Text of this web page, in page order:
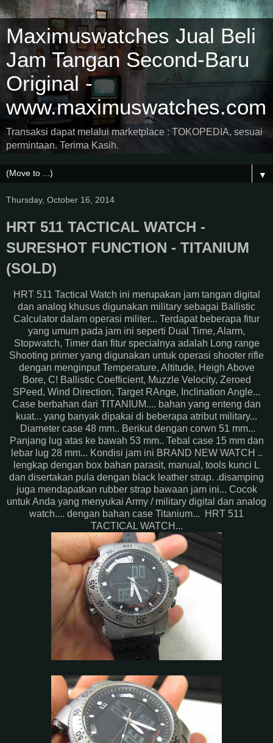
Maximuswatches Jual Beli
Jam Tangan Second-Baru
Original -
www.maximuswatches.com
Transaksi dapat melalui marketplace : TOKOPEDIA, sesuai
permintaan. Terima Kasih.
▼
Thursday, October 16, 2014
HRT 511 TACTICAL WATCH -
SURESHOT FUNCTION - TITANIUM
(SOLD)
HRT 511 Tactical Watch ini merupakan jam tangan digital
dan analog khusus digunakan military sebagai Ballistic
Calculator dalam operasi militer... Terdapat beberapa fitur
yang umum pada jam ini seperti Dual Time, Alarm,
Stopwatch, Timer dan fitur specialnya adalah Long range
Shooting primer yang digunakan untuk operasi shooter rifle
dengan menginput Temperature, Altitude, Heigh Above
Bore, C! Ballistic Coefficient, Muzzle Velocity, Zeroed
SPeed, Wind Direction, Target RAnge, Inclination Angle...
Case berbahan dari TITANIUM.... bahan yang enteng dan
kuat... yang banyak dipakai di beberapa atribut military...
Diameter case 48 mm.. Berikut dengan corwn 51 mm...
Panjang lug atas ke bawah 53 mm.. Tebal case 15 mm dan
lebar lug 28 mm... Kondisi jam ini BRAND NEW WATCH ..
lengkap dengan box bahan parasit, manual, tools kunci L
dan disertakan pula dengan black leather strap. .disamping
juga mendapatkan rubber strap bawaan jam ini... Cocok
untuk Anda yang menyukai Army / military digital dan analog
watch.... dengan bahan case Titanium... HRT 511
TACTICAL WATCH...